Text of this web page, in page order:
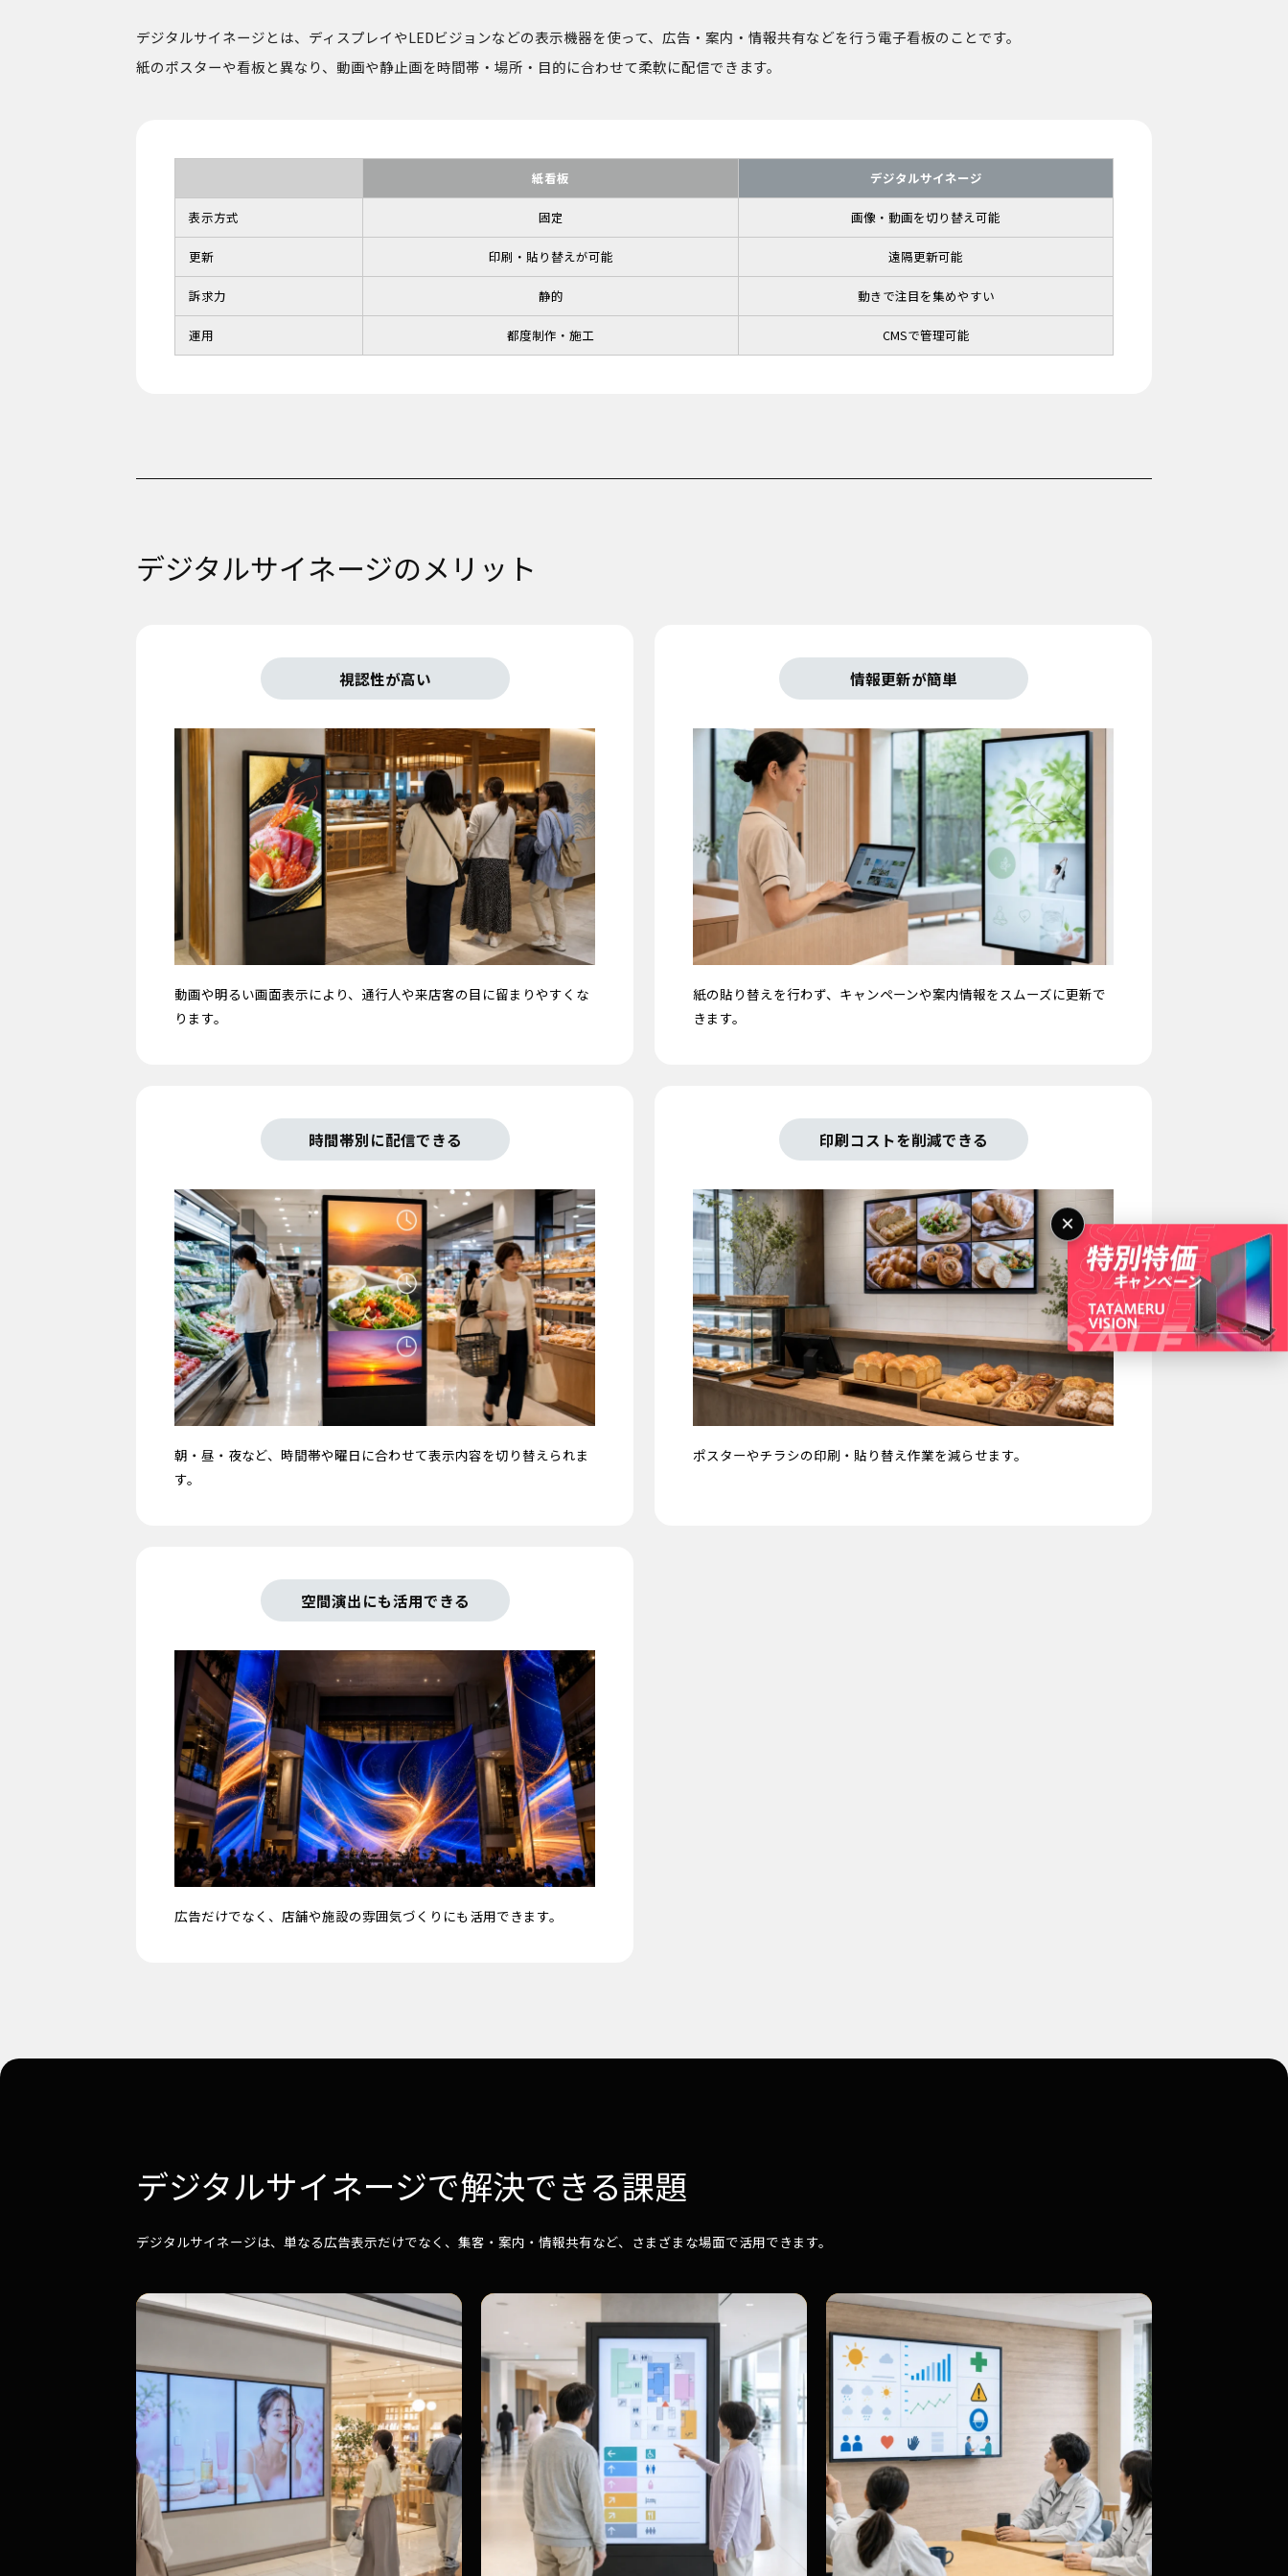
デジタルサイネージとは、ディスプレイやLEDビジョンなどの表示機器を使って、広告・案内・情報共有などを行う電子看板のことです。
紙のポスターや看板と異なり、動画や静止画を時間帯・場所・目的に合わせて柔軟に配信できます。
紙看板 デジタルサイネージ
表示方式 固定 画像・動画を切り替え可能
更新 印刷・貼り替えが可能 遠隔更新可能
訴求力 静的 動きで注目を集めやすい
運用 都度制作・施工 CMSで管理可能
デジタルサイネージのメリット
視認性が高い
動画や明るい画面表示により、通行人や来店客の目に留まりやすくな
ります。
情報更新が簡単
紙の貼り替えを行わず、キャンペーンや案内情報をスムーズに更新で
きます。
時間帯別に配信できる
朝・昼・夜など、時間帯や曜日に合わせて表示内容を切り替えられま
す。
印刷コストを削減できる
ポスターやチラシの印刷・貼り替え作業を減らせます。
空間演出にも活用できる
広告だけでなく、店舗や施設の雰囲気づくりにも活用できます。
デジタルサイネージで解決できる課題
デジタルサイネージは、単なる広告表示だけでなく、集客・案内・情報共有など、さまざまな場面で活用できます。
×